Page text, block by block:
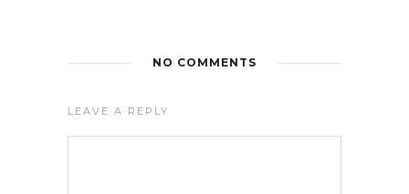
NO COMMENTS
LEAVE A REPLY